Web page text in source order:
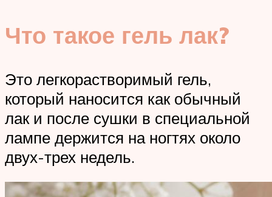
Что такое гель лак?
Это легкорастворимый гель,
который наносится как обычный
лак и после сушки в специальной
лампе держится на ногтях около
двух-трех недель.